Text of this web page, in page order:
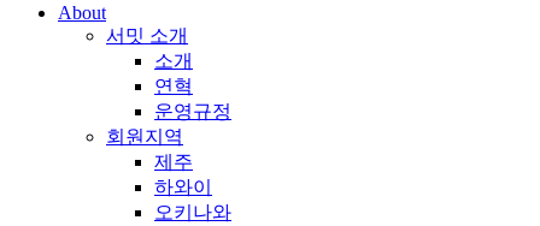
About
서밋 소개
소개
연혁
운영규정
회원지역
제주
하와이
오키나와